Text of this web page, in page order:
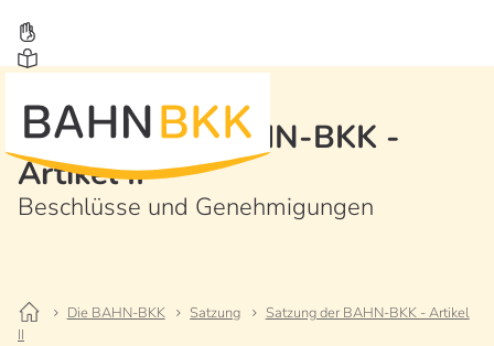
Satzung der BAHN-BKK -
Artikel II
Beschlüsse und Genehmigungen
Die BAHN-BKK Satzung
Satzung der BAHN-BKK - Artikel
II